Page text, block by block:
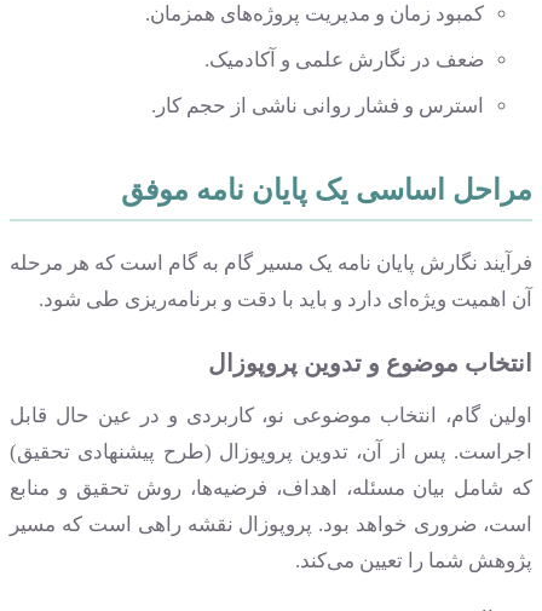
کمبود زمان و مدیریت پروژه‌های همزمان.
ضعف در نگارش علمی و آکادمیک.
استرس و فشار روانی ناشی از حجم کار.
مراحل اساسی یک پایان نامه موفق
فرآیند نگارش پایان نامه یک مسیر گام به گام است که هر مرحله
آن اهمیت ویژه‌ای دارد و باید با دقت و برنامه‌ریزی طی شود.
انتخاب موضوع و تدوین پروپوزال
اولین گام، انتخاب موضوعی نو، کاربردی و در عین حال قابل
اجراست. پس از آن، تدوین پروپوزال (طرح پیشنهادی تحقیق)
که شامل بیان مسئله، اهداف، فرضیه‌ها، روش تحقیق و منابع
است، ضروری خواهد بود. پروپوزال نقشه راهی است که مسیر
پژوهش شما را تعیین می‌کند.